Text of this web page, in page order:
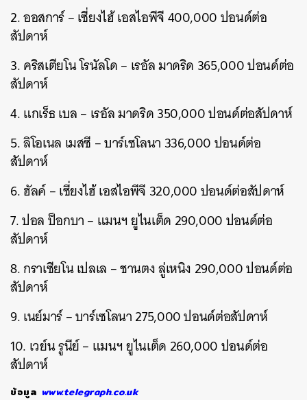
2. ออสการ์ – เซี่ยงไฮ้ เอสไอพีจี 400,000 ปอนด์ต่อ
สัปดาห์
3. คริสเตียโน โรนัลโด – เรอัล มาดริด 365,000 ปอนด์ต่อ
สัปดาห์
4. แกเร็ธ เบล – เรอัล มาดริด 350,000 ปอนด์ต่อสัปดาห์
5. ลิโอเนล เมสซี – บาร์เซโลนา 336,000 ปอนด์ต่อ
สัปดาห์
6. ฮัลค์ – เซี่ยงไฮ้ เอสไอพีจี 320,000 ปอนด์ต่อสัปดาห์
7. ปอล ป็อกบา – แมนฯ ยูไนเต็ด 290,000 ปอนด์ต่อ
สัปดาห์
8. กราเซียโน เปลเล – ชานตง ลู่เหนิง 290,000 ปอนด์ต่อ
สัปดาห์
9. เนย์มาร์ – บาร์เซโลนา 275,000 ปอนด์ต่อสัปดาห์
10. เวย์น รูนีย์ – แมนฯ ยูไนเต็ด 260,000 ปอนด์ต่อ
สัปดาห์
ข้อมูล www.telegraph.co.uk